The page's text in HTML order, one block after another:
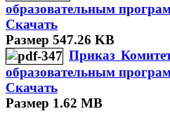
образовательным
Скачать
Размер 547.26 KB
Приказ
образовательным
Скачать
Размер 1.62 MB